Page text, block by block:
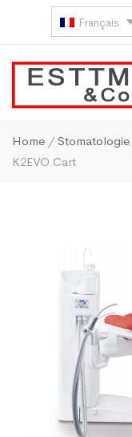
Français
Home / Stomatologie
K2EVO Cart